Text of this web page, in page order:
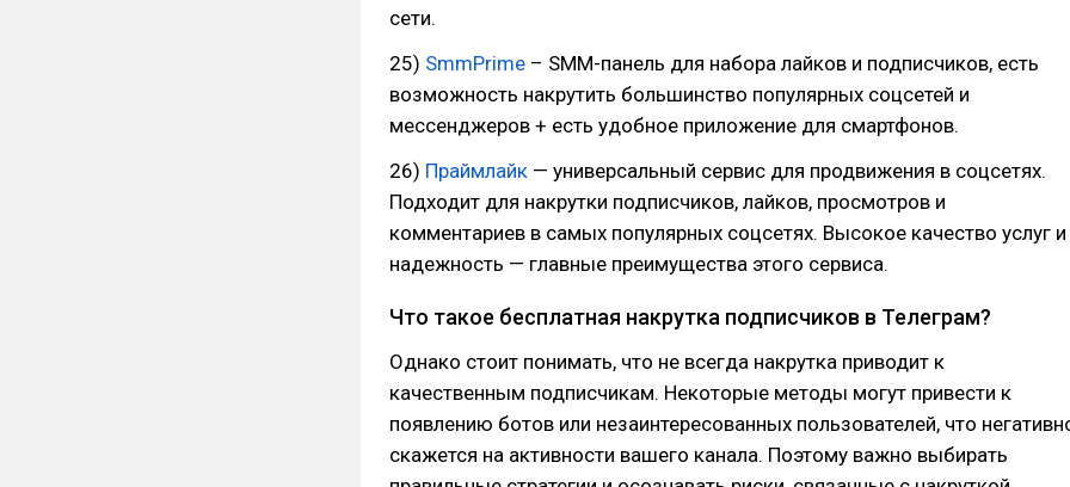
сети.
25) SmmPrime – SMM-панель для набора лайков и подписчиков, есть
возможность накрутить большинство популярных соцсетей и
мессенджеров + есть удобное приложение для смартфонов.
26) Праймлайк — универсальный сервис для продвижения в соцсетях.
Подходит для накрутки подписчиков, лайков, просмотров и
комментариев в самых популярных соцсетях. Высокое качество услуг и
надежность — главные преимущества этого сервиса.
Что такое бесплатная накрутка подписчиков в Телеграм?
Однако стоит понимать, что не всегда накрутка приводит к
качественным подписчикам. Некоторые методы могут привести к
появлению ботов или незаинтересованных пользователей, что
скажется на активности вашего канала. Поэтому важно выбирать